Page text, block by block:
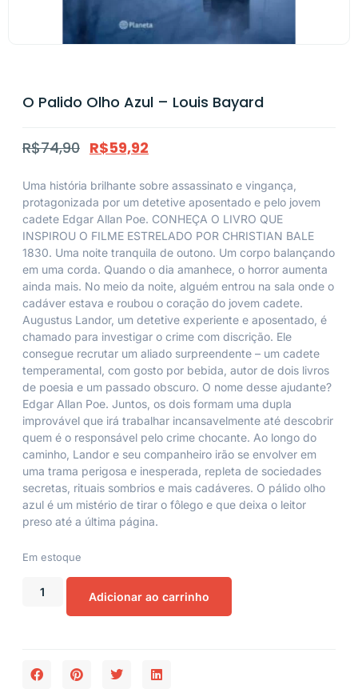
O Palido Olho Azul – Louis Bayard
R$74,90 R$59,92
Uma história brilhante sobre assassinato e vingança,
protagonizada por um detetive aposentado e pelo jovem
cadete Edgar Allan Poe. CONHEÇA O LIVRO QUE
INSPIROU O FILME ESTRELADO POR CHRISTIAN BALE
1830. Uma noite tranquila de outono. Um corpo balançando
em uma corda. Quando o dia amanhece, o horror aumenta
ainda mais. No meio da noite, alguém entrou na sala onde o
cadáver estava e roubou o coração do jovem cadete.
Augustus Landor, um detetive experiente e aposentado, é
chamado para investigar o crime com discrição. Ele
consegue recrutar um aliado surpreendente – um cadete
temperamental, com gosto por bebida, autor de dois livros
de poesia e um passado obscuro. O nome desse ajudante?
Edgar Allan Poe. Juntos, os dois formam uma dupla
improvável que irá trabalhar incansavelmente até descobrir
quem é o responsável pelo crime chocante. Ao longo do
caminho, Landor e seu companheiro irão se envolver em
uma trama perigosa e inesperada, repleta de sociedades
secretas, rituais sombrios e mais cadáveres. O pálido olho
azul é um mistério de tirar o fôlego e que deixa o leitor
preso até a última página.
Em estoque
Adicionar ao carrinho